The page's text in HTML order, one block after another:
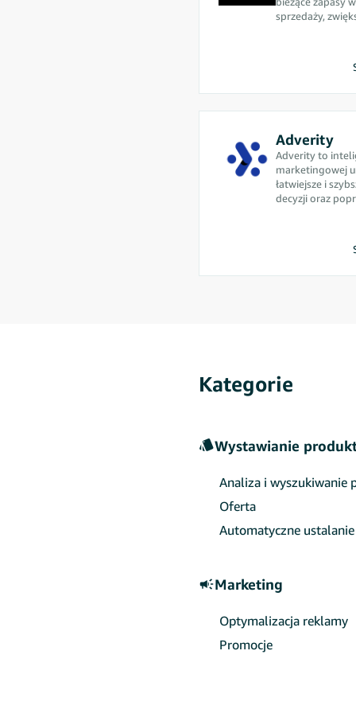
sprzedaży,
Adverity
Adverity to
marketingowej
łatwiejsze i
decyzji oraz
Kategorie
Wystawianie
Analiza i wyszukiwanie
Oferta
Automatyczne ustalanie
Marketing
Optymalizacja reklamy
Promocje